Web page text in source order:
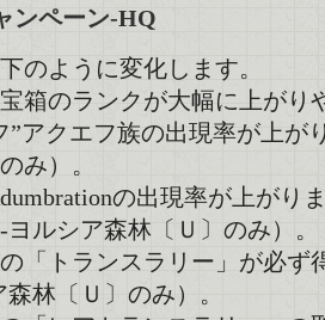
ンペーン-HQ
のように変化します。
宝箱のランクが大幅に上がり
”アクエフ族の出現率が上が
み）。
の出現率が上がり
ルシア森林〔Ｕ〕のみ）。
の「トランスラリー」が必ず
林〔Ｕ〕のみ）。